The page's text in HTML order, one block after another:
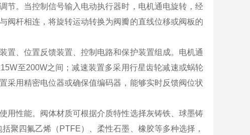
节。当控制信号输入电动执行器时，电机通电旋转，经
阀杆相连，将旋转运动转换为阀瓣的直线位移或阀板的
置、位置反馈装置、控制电路和保护装置组成。电机通
至200W之间；减速装置多采用行星齿轮减速或蜗轮
采用精密电位器或确保值编码器，能够实时反馈阀位状
用性能。阀体材质可根据介质特性选择灰铸铁、球墨铸
聚四氟乙烯（PTFE）、柔性石墨、橡胶等多种选择，